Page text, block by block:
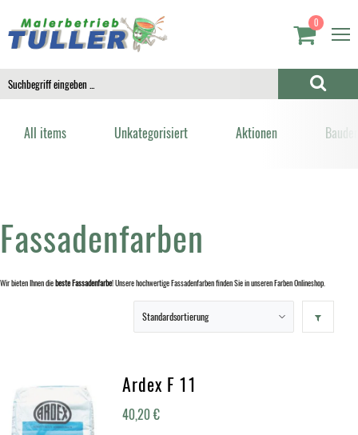
0
All items Unkategorisiert Aktionen
Fassadenfarben
Wir bieten Ihnen diebeste Fassadenfarbe! Unsere hochwertige Fassadenfarben finden Sie in unseren Farben Onlineshop.
Ardex F 11
40,20€